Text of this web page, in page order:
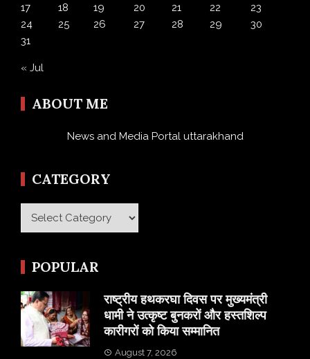
17
18 19 20 21 22
23
24
25 26 27 28 29
30
31
« Jul
ABOUT ME
News and Media Portal uttarakhand
CATEGORY
Category
POPULAR
राष्ट्रीय हथकरघा दिवस पर मुख्यमंत्री
धामी ने उत्कृष्ट बुनकरों और हस्तशिल्प
कारीगरों को किया सम्मानित
August 7, 2026